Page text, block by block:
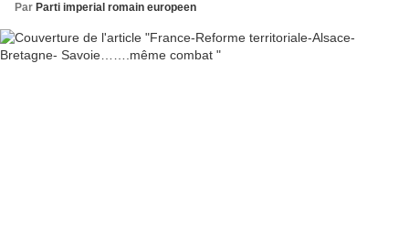
Par Parti imperial romain europeen